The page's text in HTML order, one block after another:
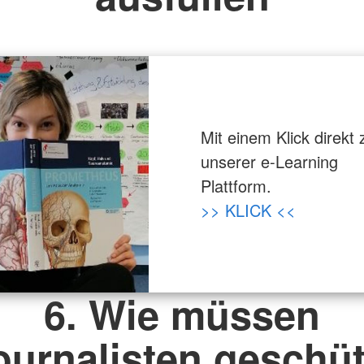
Mit einem Klick direkt
unserer e-Learning
Plattform.
>> KLICK <<
6. Wie müssen